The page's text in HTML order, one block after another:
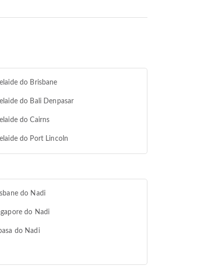
do Brisbane
do Bali Denpasar
do Cairns
do Port Lincoln
do Nadi
do Nadi
do Nadi